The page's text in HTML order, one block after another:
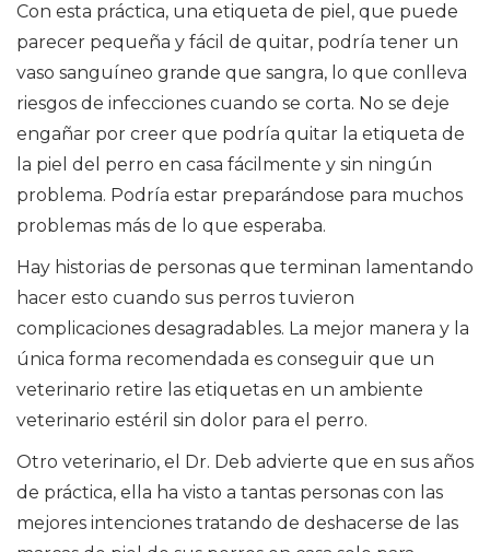
Con esta práctica, una etiqueta de piel, que puede
parecer pequeña y fácil de quitar, podría tener un
vaso sanguíneo grande que sangra, lo que conlleva
riesgos de infecciones cuando se corta. No se deje
engañar por creer que podría quitar la etiqueta de
la piel del perro en casa fácilmente y sin ningún
problema. Podría estar preparándose para muchos
problemas más de lo que esperaba.
Hay historias de personas que terminan lamentando
hacer esto cuando sus perros tuvieron
complicaciones desagradables. La mejor manera y la
única forma recomendada es conseguir que un
veterinario retire las etiquetas en un ambiente
veterinario estéril sin dolor para el perro.
Otro veterinario, el Dr. Deb advierte que en sus años
de práctica, ella ha visto a tantas personas con las
mejores intenciones tratando de deshacerse de las